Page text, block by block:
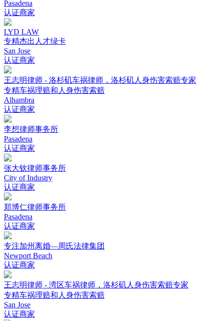
Pasadena
认证商家
LYD LAW
专精杰出人才绿卡
San Jose
认证商家
王志明律师 - 洛杉矶车祸律师，洛杉矶人身伤害索赔专家
专精车祸理赔和人身伤害索赔
Alhambra
认证商家
李想律师事务所
Pasadena
认证商家
张大钦律师事务所
City of Industry
认证商家
郑博仁律师事务所
Pasadena
认证商家
专注加州离婚—周氏法律集团
Newport Beach
认证商家
王志明律师 - 湾区车祸律师，洛杉矶人身伤害索赔专家
专精车祸理赔和人身伤害索赔
San Jose
认证商家